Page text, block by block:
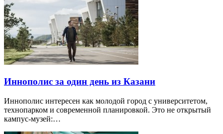
Иннополис за один день из Казани
Иннополис интересен как молодой город с университетом,
технопарком и современной планировкой. Это не открытый
кампус-музей:…